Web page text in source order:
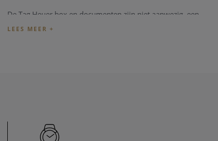
De Tag Heuer box en documenten zijn niet aanwezig, een
herstellingspochette is aanwezig.
Heeft u verder vragen ivm de aankoop van dit horloge, kan